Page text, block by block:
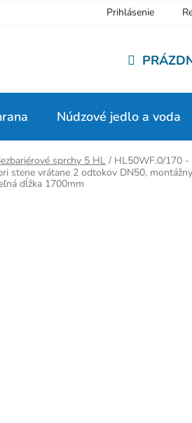
Prihlásenie
KOŠÍK
Núdzové jedlo a voda
sprchy 5 HL / HL50WF.0/170 -
stene vrátane 2 odtokov DN50,
dĺžka 1700mm